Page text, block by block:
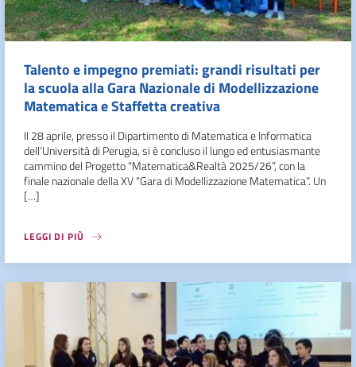
Talento e impegno premiati: grandi risultati per
la scuola alla Gara Nazionale di Modellizzazione
Matematica e Staffetta creativa
Il 28 aprile, presso il Dipartimento di Matematica e Informatica
dell’Università di Perugia, si è concluso il lungo ed entusiasmante
cammino del Progetto “Matematica&Realtà 2025/26”, con la
finale nazionale della XV “Gara di Modellizzazione Matematica”. Un
[…]
LEGGI DI PIÙ